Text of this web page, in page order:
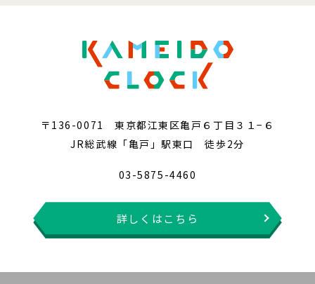
〒136-0071 東京都江東区亀戸６丁目３１−６
JR総武線「亀戸」駅東口 徒歩2分
03-5875-4460
詳しくはこちら